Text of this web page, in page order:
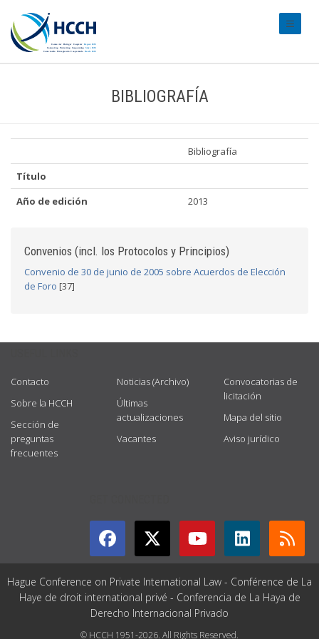
BIBLIOGRAFÍA
Bibliografía
Título
Año de edición
2013
Convenios (incl. los Protocolos y Principios)
Convenio de 30 de junio de 2005 sobre Acuerdos de Elección
de Foro [37]
Contacto
Sobre la HCCH
Sección de
preguntas
frecuentes
Noticias (Archivo)
Últimas
actualizaciones
Vacantes
Convocatorias de
licitación
Mapa del sitio
Aviso jurídico
Hague Conference on Private International Law - Conférence de La
Haye de droit international privé - Conferencia de La Haya de
Derecho Internacional Privado
© HCCH 1951-2026. All Rights Reserved.